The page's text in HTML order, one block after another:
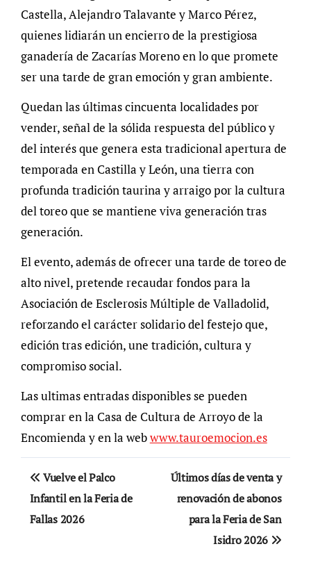
Castella, Alejandro Talavante y Marco Pérez,
quienes lidiarán un encierro de la prestigiosa
ganadería de Zacarías Moreno en lo que promete
ser una tarde de gran emoción y gran ambiente.
Quedan las últimas cincuenta localidades por
vender, señal de la sólida respuesta del público y
del interés que genera esta tradicional apertura de
temporada en Castilla y León, una tierra con
profunda tradición taurina y arraigo por la cultura
del toreo que se mantiene viva generación tras
generación.
El evento, además de ofrecer una tarde de toreo de
alto nivel, pretende recaudar fondos para la
Asociación de Esclerosis Múltiple de Valladolid,
reforzando el carácter solidario del festejo que,
edición tras edición, une tradición, cultura y
compromiso social.
Las ultimas entradas disponibles se pueden
comprar en la Casa de Cultura de Arroyo de la
Encomienda y en la webwww.tauroemocion.es
Navegación
de
entradas
Vuelve el Palco
Infantil en la Feria de
Fallas 2026
Últimos días de venta y
renovación de abonos
para la Feria de San
Isidro 2026